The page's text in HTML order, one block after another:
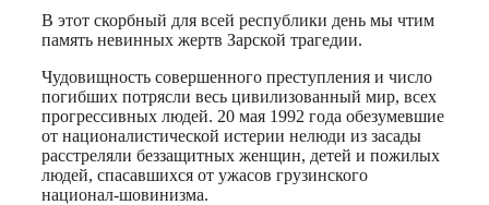
В этот скорбный для всей республики день мы чтим
память невинных жертв Зарской трагедии.
Чудовищность совершенного преступления и число
погибших потрясли весь цивилизованный мир, всех
прогрессивных людей. 20 мая 1992 года обезумевшие
от националистической истерии нелюди из засады
расстреляли беззащитных женщин, детей и пожилых
людей, спасавшихся от ужасов грузинского
национал-шовинизма.